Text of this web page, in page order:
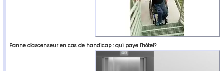
Panne d'ascenseur en cas de handicap : qui paye l'hôtel?